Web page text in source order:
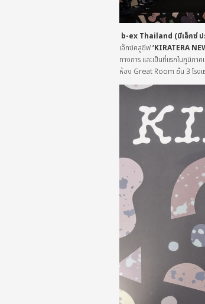
b-ex Thailand (บีเอ็กซ์ป
เอ็กซ์คลูซีฟ‘KIRATERA
ทางการ และเป็นที่แรกในภูมิภาค
ห้อง Great Room ชั้น 3 โรง